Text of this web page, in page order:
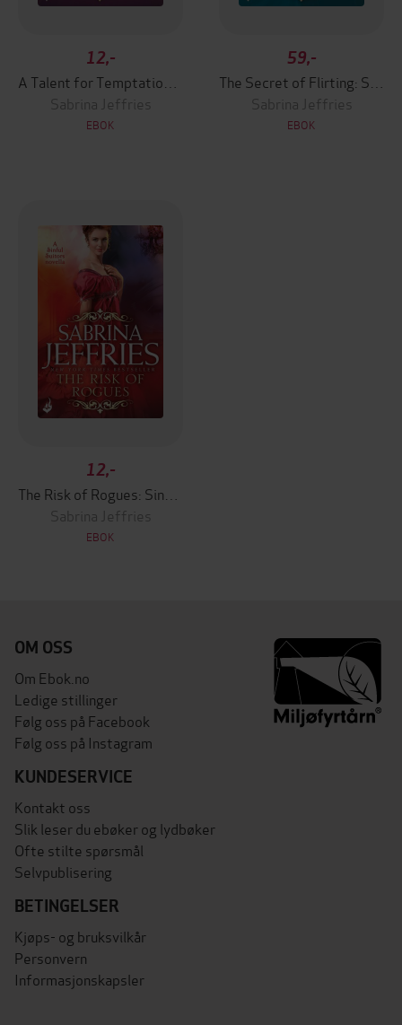
12,-
Sabrina Jeffries
EBOK
59,-
Sabrina Jeffries
EBOK
12,-
Sabrina Jeffries
EBOK
OM OSS
Om Ebok.no
Ledige stillinger
Følg oss på Facebook
Følg oss på Instagram
KUNDESERVICE
Kontakt oss
Slik leser du ebøker og lydbøker
Ofte stilte spørsmål
Selvpublisering
BETINGELSER
Kjøps- og bruksvilkår
Personvern
Informasjonskapsler